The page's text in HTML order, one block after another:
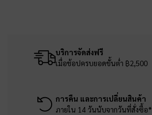
บริการจัดส่งฟรี
เมื่อช้อปครบยอดขั้นต่ำ ฿2,500
การคืน และการเปลี่ยนสินค้า
ภายใน 14 วันนับจากวันที่สั่งซื้อ*